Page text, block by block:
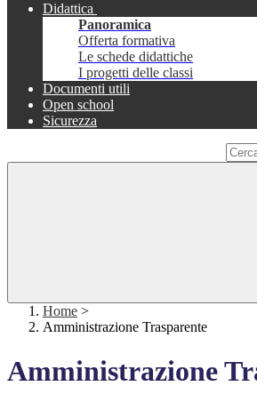
Didattica
Panoramica
Offerta formativa
Le schede didattiche
I progetti delle classi
Documenti utili
Open school
Sicurezza
Home >
Amministrazione Trasparente
Amministrazione